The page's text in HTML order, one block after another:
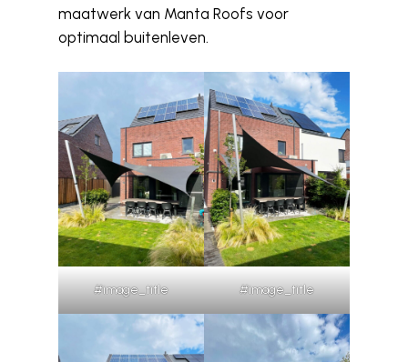
maatwerk van Manta Roofs voor
optimaal buitenleven.
#image_title #image_title